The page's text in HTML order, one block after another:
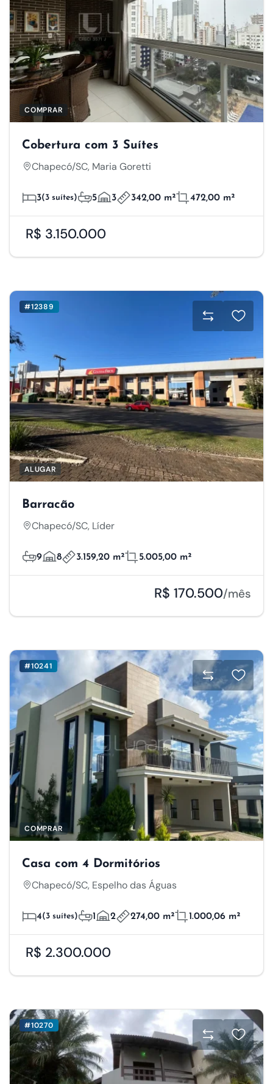
COMPRAR
Cobertura com 3 Suítes
Chapecó/SC, Maria Goretti
3(3 suítes) 5 3 342,00 m² 472,00 m²
R$ 3.150.000
#12389
ALUGAR
Barracão
Chapecó/SC, Líder
9 8 3.159,20 m² 5.005,00 m²
R$ 170.500/mês
#10241
COMPRAR
Casa com 4 Dormitórios
Chapecó/SC, Espelho das Águas
4(3 suítes) 1 2 274,00 m² 1.000,06 m²
R$ 2.300.000
#10270